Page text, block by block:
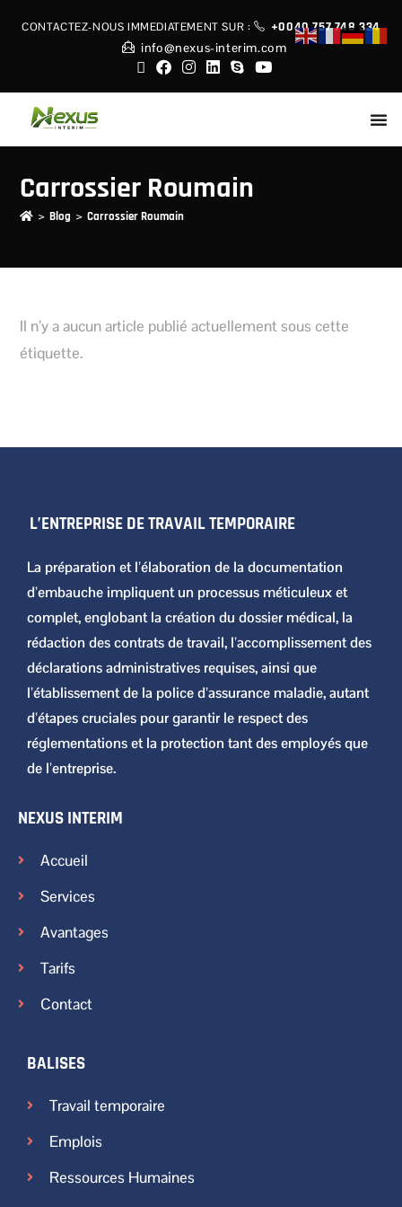
CONTACTEZ-NOUS IMMEDIATEMENT SUR :
+0040 757 748 334
info@nexus-interim.com
Carrossier Roumain
> Blog > Carrossier Roumain
Il n’y a aucun article publié actuellement sous cette
étiquette.
L’ENTREPRISE DE TRAVAIL TEMPORAIRE
La préparation et l’élaboration de la documentation
d’embauche impliquent un processus méticuleux et
complet, englobant la création du dossier médical, la
rédaction des contrats de travail, l’accomplissement des
déclarations administratives requises, ainsi que
l’établissement de la police d’assurance maladie, autant
d’étapes cruciales pour garantir le respect des
réglementations et la protection tant des employés que
de l’entreprise.
NEXUS INTERIM
Accueil
Services
Avantages
Tarifs
Contact
BALISES
Travail temporaire
Emplois
Ressources Humaines